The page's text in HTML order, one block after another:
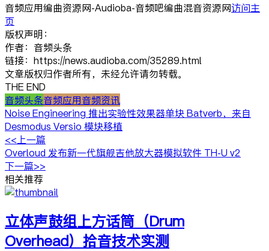
音频应用编曲资源网-Audioba-音频吧编曲混音资源网访问主
页
版权声明：
作者：音频头条
链接：https://news.audioba.com/35289.html
文章版权归作者所有，未经允许请勿转载。
THE END
音频头条音频应用音频资讯
Noise Engineering 推出实验性效果器单块 Batverb，来自
Desmodus Versio 模块移植
<<上一篇
Overloud 发布新一代旗舰吉他放大器模拟软件 TH-U v2
下一篇>>
相关推荐
立体声鼓组上方话筒（Drum
Overhead）拾音技术实测